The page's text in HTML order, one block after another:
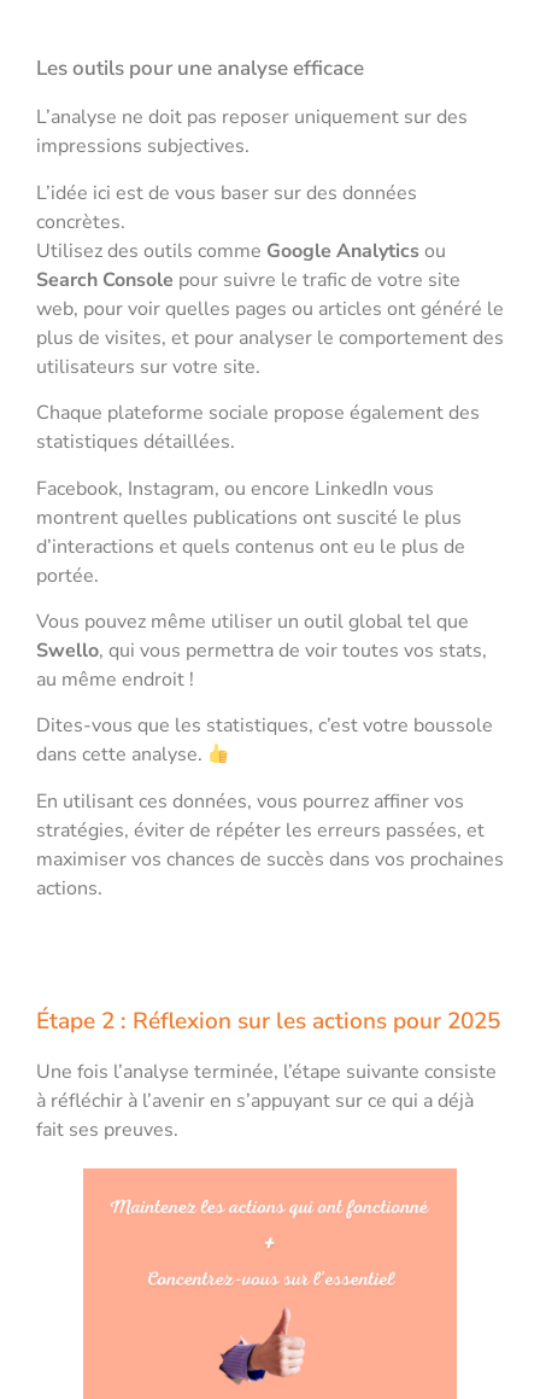
Les outils pour une analyse efficace
L’analyse ne doit pas reposer uniquement sur des
impressions subjectives.
L’idée ici est de vous baser sur des données
concrètes.
Utilisez des outils comme Google Analyticsou
Search Console pour suivre le trafic de votre site
web, pour voir quelles pages ou articles ont généré le
plus de visites, et pour analyser le comportement des
utilisateurs sur votre site.
Chaque plateforme sociale propose également des
statistiques détaillées.
Facebook, Instagram, ou encore LinkedIn vous
montrent quelles publications ont suscité le plus
d’interactions et quels contenus ont eu le plus de
portée.
Vous pouvez même utiliser un outil global tel que
Swello, qui vous permettra de voir toutes vos stats,
au même endroit !
Dites-vous que les statistiques, c’est votre boussole
dans cette analyse.
En utilisant ces données, vous pourrez affiner vos
stratégies, éviter de répéter les erreurs passées, et
maximiser vos chances de succès dans vos prochaines
actions.
Étape 2 : Réflexion sur les actions pour 2025
Une fois l’analyse terminée, l’étape suivante consiste
à réfléchir à l’avenir en s’appuyant sur ce qui a déjà
fait ses preuves.